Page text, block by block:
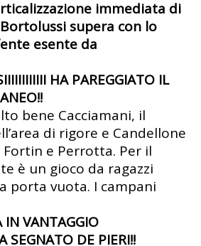
immediata di
supera con lo
esente da
HA PAREGGIATO IL
bene Cacciamani, il
di rigore e Candellone
e Perrotta. Per il
è un gioco da ragazzi
porta vuota. I campani
IN VANTAGGIO
SEGNATO DE PIERI!!